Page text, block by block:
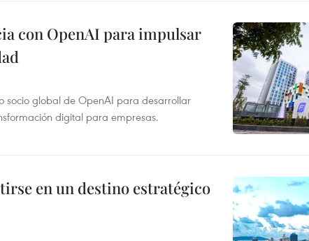
con OpenAI para impulsar
socio global de OpenAI para desarrollar
digital para empresas.
en un destino estratégico